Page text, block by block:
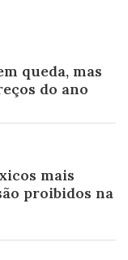
queda, mas
do ano
mais
proibidos na